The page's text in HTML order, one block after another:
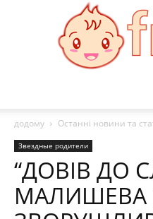
додому Останні новини та
Звездные родители
“ДОВІВ ДО
МАЛИШЕВА